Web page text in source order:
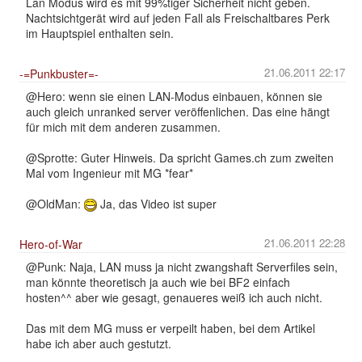
Nachtsichtgerät wird auf jeden Fall als Freischaltbares Perk
im Hauptspiel enthalten sein.
21.06.2011 22:17
-=Punkbuster=-
@Hero: wenn sie einen LAN-Modus einbauen, können sie
auch gleich unranked server veröffenlichen. Das eine hängt
für mich mit dem anderen zusammen.
@Sprotte: Guter Hinweis. Da spricht Games.ch zum zweiten
Mal vom Ingenieur mit MG *fear*
@OldMan:
Ja, das Video ist super
21.06.2011 22:28
Hero-of-War
@Punk: Naja, LAN muss ja nicht zwangshaft Serverfiles sein,
man könnte theoretisch ja auch wie bei BF2 einfach
hosten^^ aber wie gesagt, genaueres weiß ich auch nicht.
Das mit dem MG muss er verpeilt haben, bei dem Artikel
habe ich aber auch gestutzt.